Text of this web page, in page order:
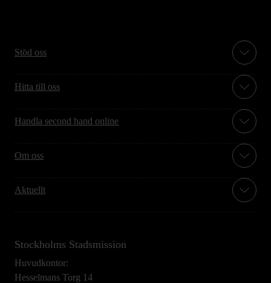
Stöd oss
Hitta till oss
Handla second hand online
Om oss
Aktuellt
Stockholms Stadsmission
Huvudkontor:
Hesselmans Torg 14